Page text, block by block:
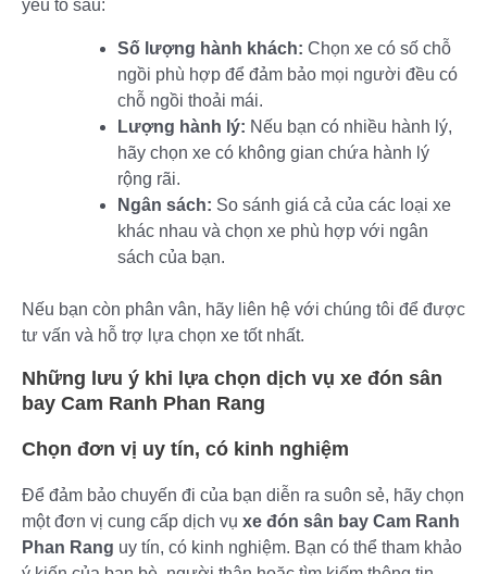
yếu tố sau:
Số lượng hành khách: Chọn xe có số chỗ
ngồi phù hợp để đảm bảo mọi người đều có
chỗ ngồi thoải mái.
Lượng hành lý: Nếu bạn có nhiều hành lý,
hãy chọn xe có không gian chứa hành lý
rộng rãi.
Ngân sách: So sánh giá cả của các loại xe
khác nhau và chọn xe phù hợp với ngân
sách của bạn.
Nếu bạn còn phân vân, hãy liên hệ với chúng tôi để được
tư vấn và hỗ trợ lựa chọn xe tốt nhất.
Những lưu ý khi lựa chọn dịch vụ xe đón sân
bay Cam Ranh Phan Rang
Chọn đơn vị uy tín, có kinh nghiệm
Để đảm bảo chuyến đi của bạn diễn ra suôn sẻ, hãy chọn
một đơn vị cung cấp dịch vụ xe đón sân bay Cam Ranh
Phan Rang uy tín, có kinh nghiệm. Bạn có thể tham khảo